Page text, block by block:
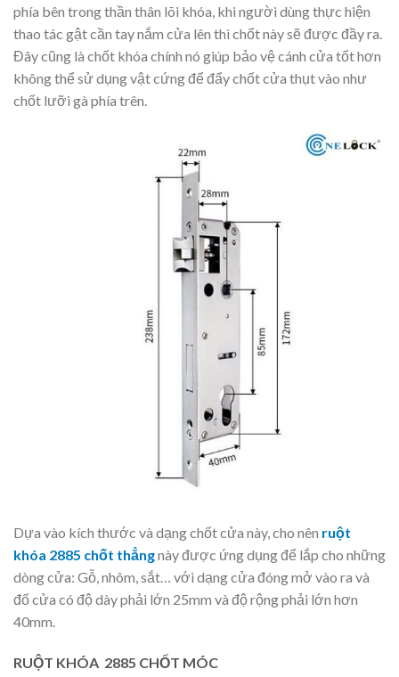
phía bên trong thần thân lõi khóa, khi người dùng thực hiện
thao tác gật cần tay nắm cửa lên thì chốt này sẽ được đầy ra.
Đây cũng là chốt khóa chính nó giúp bảo vệ cánh cửa tốt hơn
không thể sử dụng vật cứng để đẩy chốt cửa thụt vào như
chốt lưỡi gà phía trên.
Dựa vào kích thước và dạng chốt cửa này, cho nên ruột
khóa 2885 chốt thẳngnày được ứng dụng để lắp cho những
dòng cửa: Gỗ, nhôm, sắt… với dạng cửa đóng mở vào ra và
đố cửa có độ dày phải lớn 25mm và độ rộng phải lớn hơn
40mm.
RUỘT KHÓA 2885 CHỐT MÓC